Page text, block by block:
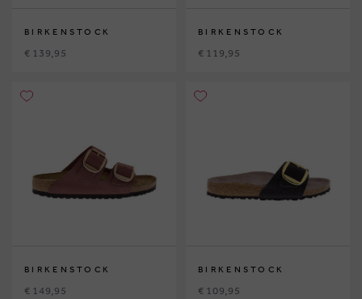
BIRKENSTOCK
€ 139,95
BIRKENSTOCK
€ 119,95
BIRKENSTOCK
€ 149,95
BIRKENSTOCK
€ 109,95